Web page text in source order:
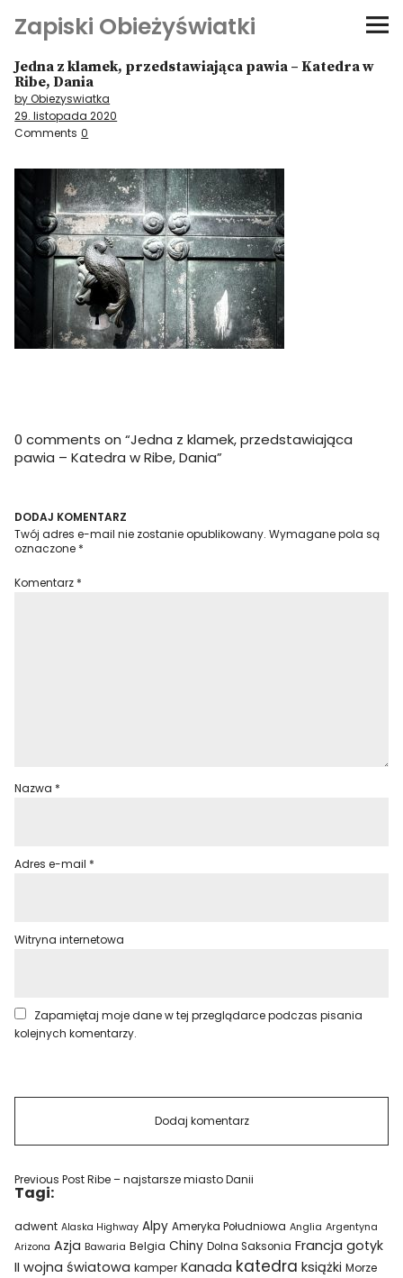
Zapiski Obieżyświatki
Podróże
Kultura i sztuka
Kątem oka
O-fiszki
Niezwyczajne ściany
Dom na kółkach
Jedna z klamek, przedstawiająca pawia – Katedra w
Ribe, Dania
by Obiezyswiatka
29. listopada 2020
Comments 0
0 comments on “Jedna z klamek, przedstawiająca
pawia – Katedra w Ribe, Dania”
DODAJ KOMENTARZ
Twój adres e-mail nie zostanie opublikowany. Wymagane pola są
oznaczone *
Komentarz *
Nazwa *
Adres e-mail *
Witryna internetowa
Zapamiętaj moje dane w tej przeglądarce podczas pisania
kolejnych komentarzy.
Previous PostRibe – najstarsze miasto Danii
Tagi:
adwent Alaska Highway Alpy Ameryka Południowa Anglia Argentyna
Arizona Azja Bawaria Belgia Chiny Dolna Saksonia Francja gotyk
II wojna światowa kamper Kanada katedra książki Morze